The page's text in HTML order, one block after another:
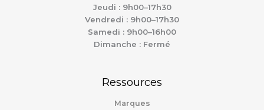
Jeudi : 9h00–17h30
Vendredi : 9h00–17h30
Samedi : 9h00–16h00
Dimanche : Fermé
Ressources
Marques